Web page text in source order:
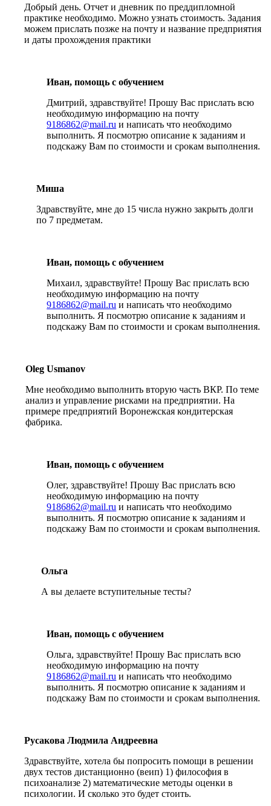
Добрый день. Отчет и дневник по преддипломной
практике необходимо. Можно узнать стоимость. Задания
можем прислать позже на почту и название предприятия
и даты прохождения практики
Иван, помощь с обучением
Дмитрий, здравствуйте! Прошу Вас прислать всю
необходимую информацию на почту
9186862@mail.ru и написать что необходимо
выполнить. Я посмотрю описание к заданиям и
подскажу Вам по стоимости и срокам выполнения.
Миша
Здравствуйте, мне до 15 числа нужно закрыть долги
по 7 предметам.
Иван, помощь с обучением
Михаил, здравствуйте! Прошу Вас прислать всю
необходимую информацию на почту
9186862@mail.ru и написать что необходимо
выполнить. Я посмотрю описание к заданиям и
подскажу Вам по стоимости и срокам выполнения.
Oleg Usmanov
Мне необходимо выполнить вторую часть ВКР. По теме
анализ и управление рисками на предприятии. На
примере предприятий Воронежская кондитерская
фабрика.
Иван, помощь с обучением
Олег, здравствуйте! Прошу Вас прислать всю
необходимую информацию на почту
9186862@mail.ru и написать что необходимо
выполнить. Я посмотрю описание к заданиям и
подскажу Вам по стоимости и срокам выполнения.
Ольга
А вы делаете вступительные тесты?
Иван, помощь с обучением
Ольга, здравствуйте! Прошу Вас прислать всю
необходимую информацию на почту
9186862@mail.ru и написать что необходимо
выполнить. Я посмотрю описание к заданиям и
подскажу Вам по стоимости и срокам выполнения.
Русакова Людмила Андреевна
Здравствуйте, хотела бы попросить помощи в решении
двух тестов дистанционно (веип) 1) философия в
психоанализе 2) математические методы оценки в
психологии. И сколько это будет стоить.